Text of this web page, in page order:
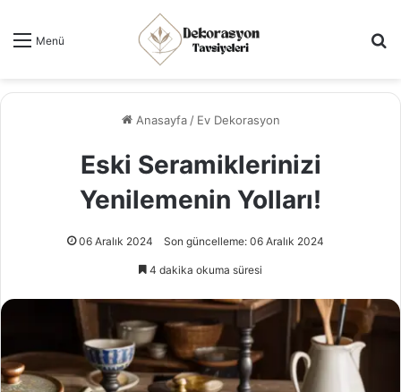
Menü
Anasayfa / Ev Dekorasyon
Eski Seramiklerinizi
Yenilemenin Yolları!
06 Aralık 2024 Son güncelleme: 06 Aralık 2024
4 dakika okuma süresi